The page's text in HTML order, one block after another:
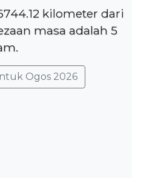
kilometer dari
masa adalah 5
Ogos 2026